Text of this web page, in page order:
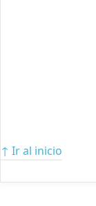
↑ Ir al inicio